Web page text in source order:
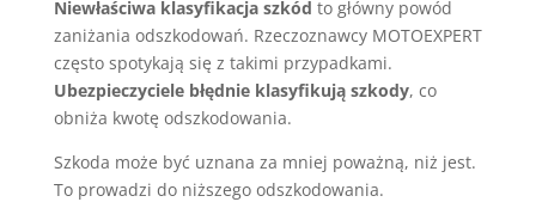
Niewłaściwa klasyfikacja szkód to główny powód
zaniżania odszkodowań. Rzeczoznawcy MOTOEXPERT
często spotykają się z takimi przypadkami.
Ubezpieczyciele błędnie klasyfikują szkody, co
obniża kwotę odszkodowania.
Szkoda może być uznana za mniej poważną, niż jest.
To prowadzi do niższego odszkodowania.